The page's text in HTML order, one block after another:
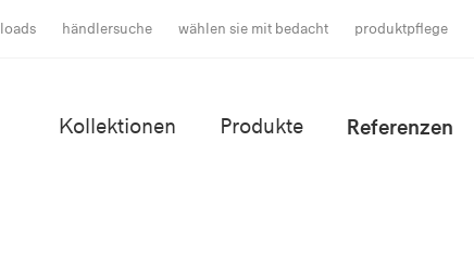
händlersuche wählen sie mit bedacht produktpflege
Kollektionen Produkte Referenzen